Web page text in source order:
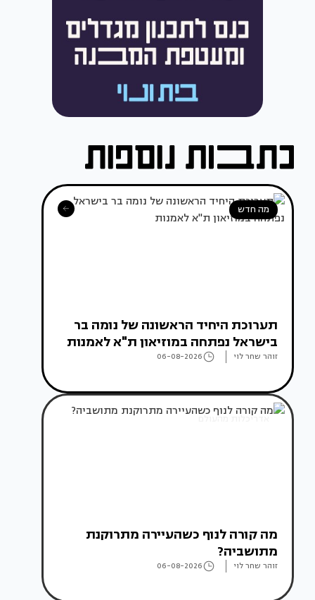
מה חדש
תערוכת היחיד הראשונה של נומה בר
בישראל נפתחה במוזיאון ת"א לאמנות
זוהר שחר לוי 06-08-2026
אדריכלות מהעולם
מה קורה לנוף כשהעיירה מתרוקנת
מתושביה?
זוהר שחר לוי 06-08-2026